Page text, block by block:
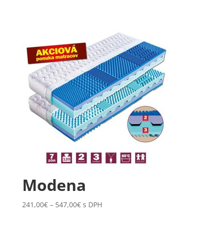
815,00€
Modena
241,00€ – 547,00€Price
s DPH